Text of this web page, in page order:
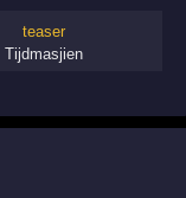
teaser
Tijdmasjien